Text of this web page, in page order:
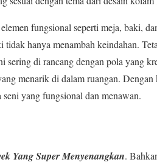
fungsional seperti meja, baki,
hanya menambah keindahan.
sering di rancang dengan pola yang
menarik di dalam ruangan. Dengan
yang fungsional dan menawan.
Yang Super Menyenangkan.